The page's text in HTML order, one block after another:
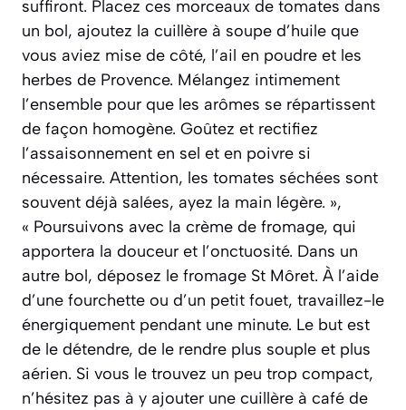
suffiront. Placez ces morceaux de tomates dans
un bol, ajoutez la cuillère à soupe d’huile que
vous aviez mise de côté, l’ail en poudre et les
herbes de Provence. Mélangez intimement
l’ensemble pour que les arômes se répartissent
de façon homogène. Goûtez et rectifiez
l’assaisonnement en sel et en poivre si
nécessaire. Attention, les tomates séchées sont
souvent déjà salées, ayez la main légère. »,
« Poursuivons avec la crème de fromage, qui
apportera la douceur et l’onctuosité. Dans un
autre bol, déposez le fromage St Môret. À l’aide
d’une fourchette ou d’un petit fouet, travaillez-le
énergiquement pendant une minute. Le but est
de le détendre, de le rendre plus souple et plus
aérien. Si vous le trouvez un peu trop compact,
n’hésitez pas à y ajouter une cuillère à café de